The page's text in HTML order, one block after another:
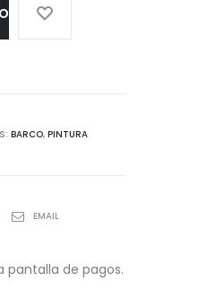
BARCO, PINTURA
EMAIL
pantalla de pagos.